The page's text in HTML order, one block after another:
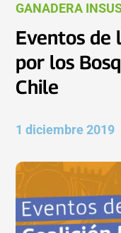
GANADERA
Eventos de
por los
Chile
1 diciembre 2019